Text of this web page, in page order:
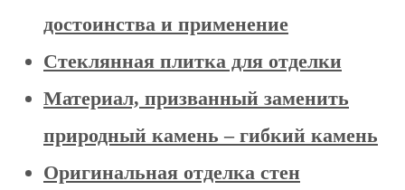
достоинства и применение
Стеклянная плитка для отделки
Материал, призванный заменить
природный камень – гибкий камень
Оригинальная отделка стен